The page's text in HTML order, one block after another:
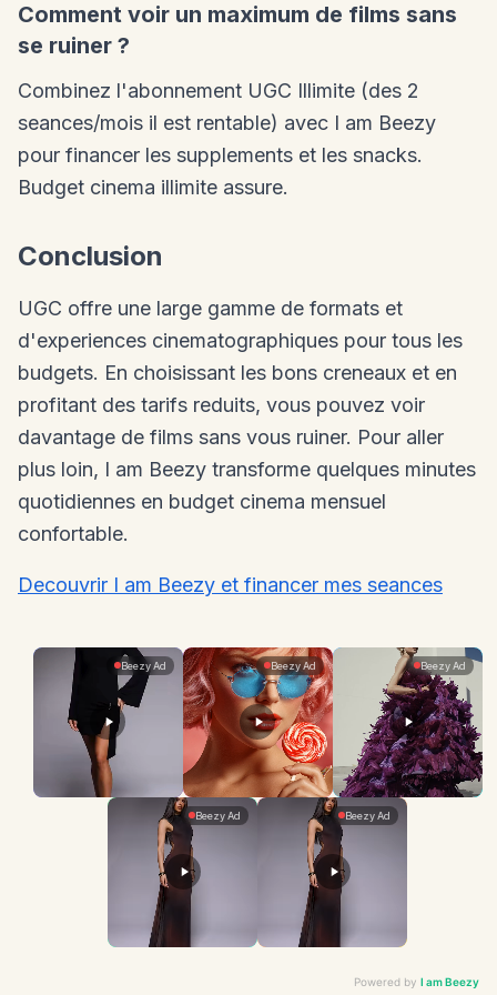
Comment voir un maximum de films sans
se ruiner ?
Combinez l'abonnement UGC Illimite (des 2
seances/mois il est rentable) avec I am Beezy
pour financer les supplements et les snacks.
Budget cinema illimite assure.
Conclusion
UGC offre une large gamme de formats et
d'experiences cinematographiques pour tous les
budgets. En choisissant les bons creneaux et en
profitant des tarifs reduits, vous pouvez voir
davantage de films sans vous ruiner. Pour aller
plus loin, I am Beezy transforme quelques minutes
quotidiennes en budget cinema mensuel
confortable.
Decouvrir I am Beezy et financer mes seances
Powered by I am Beezy